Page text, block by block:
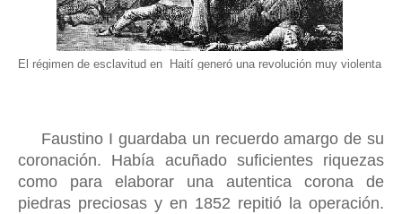
El régimen de esclavitud en Haití generó una revolución muy violenta
Faustino I guardaba un recuerdo amargo de su
coronación. Había acuñado suficientes riquezas
como para elaborar una autentica corona de
piedras preciosas y en 1852 repitió la operación.